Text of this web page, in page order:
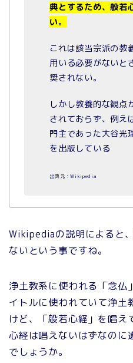
典とするため、般若
い。
これは該当宗派の教
用いる必要がないと
奨されない。
しかし教養的な観点
されておらず、例え
門主であった大谷光
を出版している
出典元：Wikipedia
Wikipediaの説明によると
ないという事ですね。
浄土教系に使われる「念仏
イトルに使われていて浄土
けど、「般若心経」を唱え
心経は唱えないはずなのに
でしょうか。